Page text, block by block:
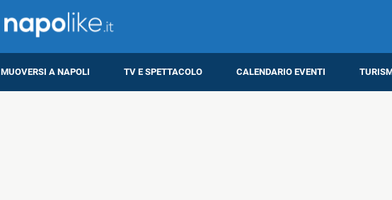
MUOVERSI A NAPOLI TV E SPETTACOLO CALENDARIO EVENTI